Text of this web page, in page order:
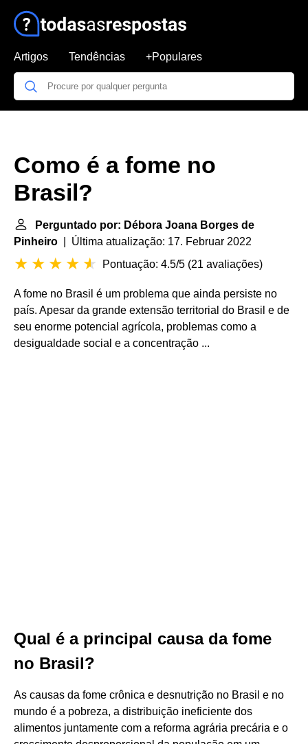
Artigos Tendências +Populares
Como é a fome no
Brasil?
Perguntado por: Débora Joana Borges de
Pinheiro | Última atualização: 17. Februar 2022
Pontuação: 4.5/5 (21 avaliações)
A fome no Brasil é um problema que ainda persiste no
país. Apesar da grande extensão territorial do Brasil e de
seu enorme potencial agrícola, problemas como a
desigualdade social e a concentração ...
Qual é a principal causa da fome
no Brasil?
As causas da fome crônica e desnutrição no Brasil e no
mundo é a pobreza, a distribuição ineficiente dos
alimentos juntamente com a reforma agrária precária e o